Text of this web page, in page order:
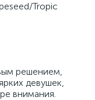
Tropic
решением,
девушек,
внимания.